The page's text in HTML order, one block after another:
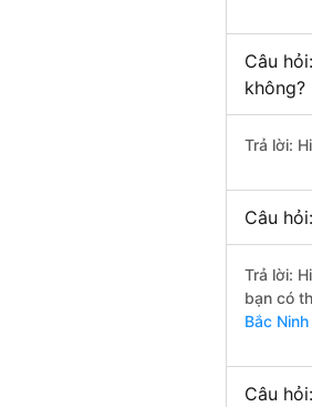
Câu
không?
Trả lời:
Câu
Trả lời:
bạn có
Bắc Ninh
Câu